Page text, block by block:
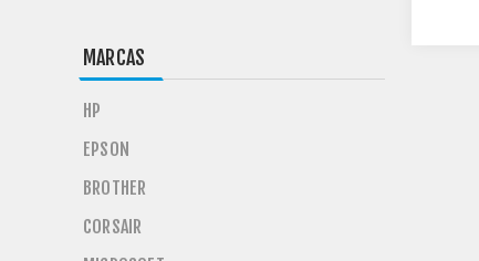
MARCAS
HP
EPSON
BROTHER
CORSAIR